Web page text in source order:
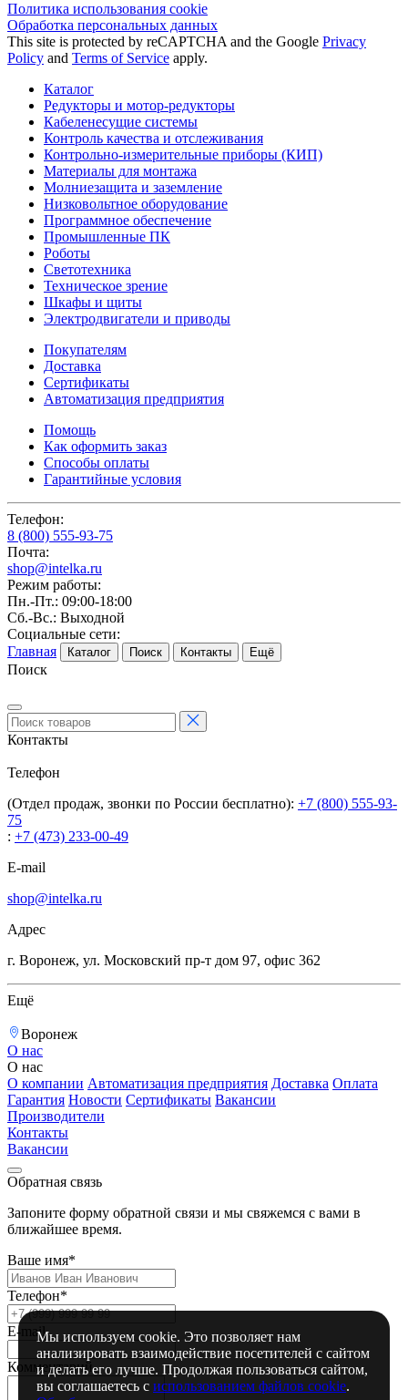
Политика использования сookie
Обработка персональных данных
This site is protected by reCAPTCHA and the Google Privacy
Policy and Terms of Service apply.
Каталог
Редукторы и мотор-редукторы
Кабеленесущие системы
Контроль качества и отслеживания
Контрольно-измерительные приборы (КИП)
Материалы для монтажа
Молниезащита и заземление
Низковольтное оборудование
Программное обеспечение
Промышленные ПК
Роботы
Светотехника
Техническое зрение
Шкафы и щиты
Электродвигатели и приводы
Покупателям
Доставка
Сертификаты
Автоматизация предприятия
Помощь
Как оформить заказ
Способы оплаты
Гарантийные условия
Телефон:
8 (800) 555-93-75
Почта:
shop@intelka.ru
Режим работы:
Пн.-Пт.: 09:00-18:00
Сб.-Вс.: Выходной
Социальные сети:
Главная
Каталог Поиск Контакты Ещё
Поиск
Контакты
Телефон
(Отдел продаж, звонки по России бесплатно): +7 (800) 555-93-
75
: +7 (473) 233-00-49
E-mail
shop@intelka.ru
Адрес
г. Воронеж, ул. Московский пр-т дом 97, офис 362
Ещё
Воронеж
О нас
О нас
О компании Автоматизация предприятия Доставка Оплата
Гарантия Новости Сертификаты Вакансии
Производители
Контакты
Вакансии
Обратная связь
Запоните форму обратной связи и мы свяжемся с вами в
ближайшее время.
Ваше имя*
Телефон*
E-mail
Комментарий
Мы используем cookie. Это позволяет нам
анализировать взаимодействие посетителей с сайтом
и делать его лучше. Продолжая пользоваться сайтом,
вы соглашаетесь с использованием файлов cookie.